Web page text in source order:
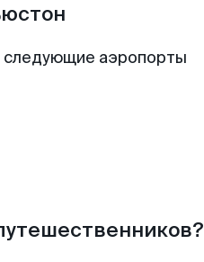
следующие аэропорты